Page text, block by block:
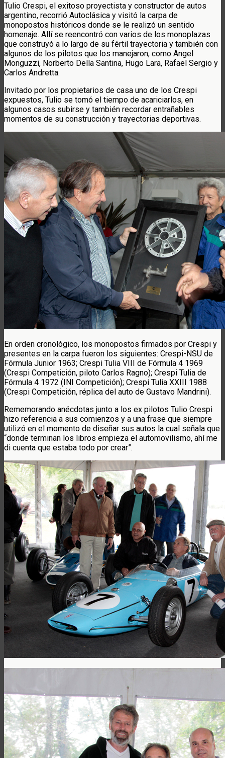
Tulio Crespi, el exitoso proyectista y constructor de autos
argentino, recorrió Autoclásica y visitó la carpa de
monopostos históricos donde se le realizó un sentido
homenaje. Allí se reencontró con varios de los monoplazas
que construyó a lo largo de su fértil trayectoria y también con
algunos de los pilotos que los manejaron, como Angel
Monguzzi, Norberto Della Santina, Hugo Lara, Rafael Sergio y
Carlos Andretta.
Invitado por los propietarios de casa uno de los Crespi
expuestos, Tulio se tomó el tiempo de acariciarlos, en
algunos casos subirse y también recordar entrañables
momentos de su construcción y trayectorias deportivas.
En orden cronológico, los monopostos firmados por Crespi y
presentes en la carpa fueron los siguientes: Crespi-NSU de
Fórmula Junior 1963; Crespi Tulia VIII de Fórmula 4 1969
(Crespi Competición, piloto Carlos Ragno); Crespi Tulia de
Fórmula 4 1972 (INI Competición); Crespi Tulia XXIII 1988
(Crespi Competición, réplica del auto de Gustavo Mandrini).
Rememorando anécdotas junto a los ex pilotos Tulio Crespi
hizo referencia a sus comienzos y a una frase que siempre
utilizó en el momento de diseñar sus autos la cual señala que
“donde terminan los libros empieza el automovilismo, ahí me
di cuenta que estaba todo por crear”.